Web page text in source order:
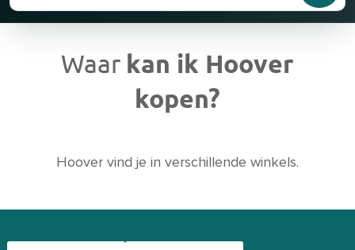
Waar kan ik Hoover
kopen?
Hoover vind je in verschillende winkels.